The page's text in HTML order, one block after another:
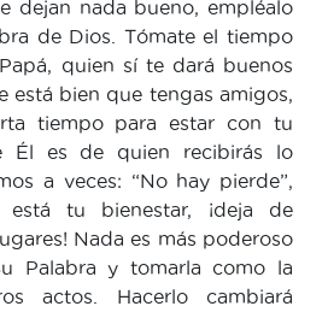
dejan nada bueno, empléalo
de Dios. Tómate el tiempo
quien sí te dará buenos
está bien que tengas amigos,
tiempo para estar con tu
Él es de quien recibirás lo
a veces: “No hay pierde”,
está tu bienestar, ¡deja de
Nada es más poderoso
Palabra y tomarla como la
actos. Hacerlo cambiará